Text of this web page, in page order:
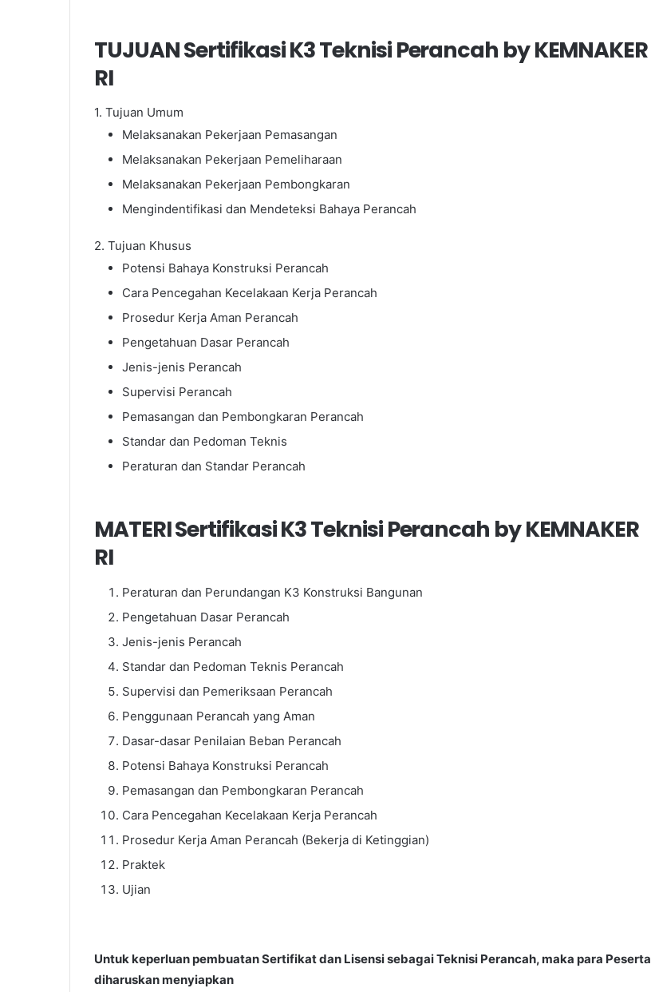
TUJUAN Sertifikasi K3 Teknisi Perancah by KEMNAKER
RI
1. Tujuan Umum
Melaksanakan Pekerjaan Pemasangan
Melaksanakan Pekerjaan Pemeliharaan
Melaksanakan Pekerjaan Pembongkaran
Mengindentifikasi dan Mendeteksi Bahaya Perancah
2. Tujuan Khusus
Potensi Bahaya Konstruksi Perancah
Cara Pencegahan Kecelakaan Kerja Perancah
Prosedur Kerja Aman Perancah
Pengetahuan Dasar Perancah
Jenis-jenis Perancah
Supervisi Perancah
Pemasangan dan Pembongkaran Perancah
Standar dan Pedoman Teknis
Peraturan dan Standar Perancah
MATERI Sertifikasi K3 Teknisi Perancah by KEMNAKER
RI
Peraturan dan Perundangan K3 Konstruksi Bangunan
Pengetahuan Dasar Perancah
Jenis-jenis Perancah
Standar dan Pedoman Teknis Perancah
Supervisi dan Pemeriksaan Perancah
Penggunaan Perancah yang Aman
Dasar-dasar Penilaian Beban Perancah
Potensi Bahaya Konstruksi Perancah
Pemasangan dan Pembongkaran Perancah
Cara Pencegahan Kecelakaan Kerja Perancah
Prosedur Kerja Aman Perancah (Bekerja di Ketinggian)
Praktek
Ujian
Untuk keperluan pembuatan Sertifikat dan Lisensi sebagai Teknisi Perancah, maka para Peserta
diharuskan menyiapkan